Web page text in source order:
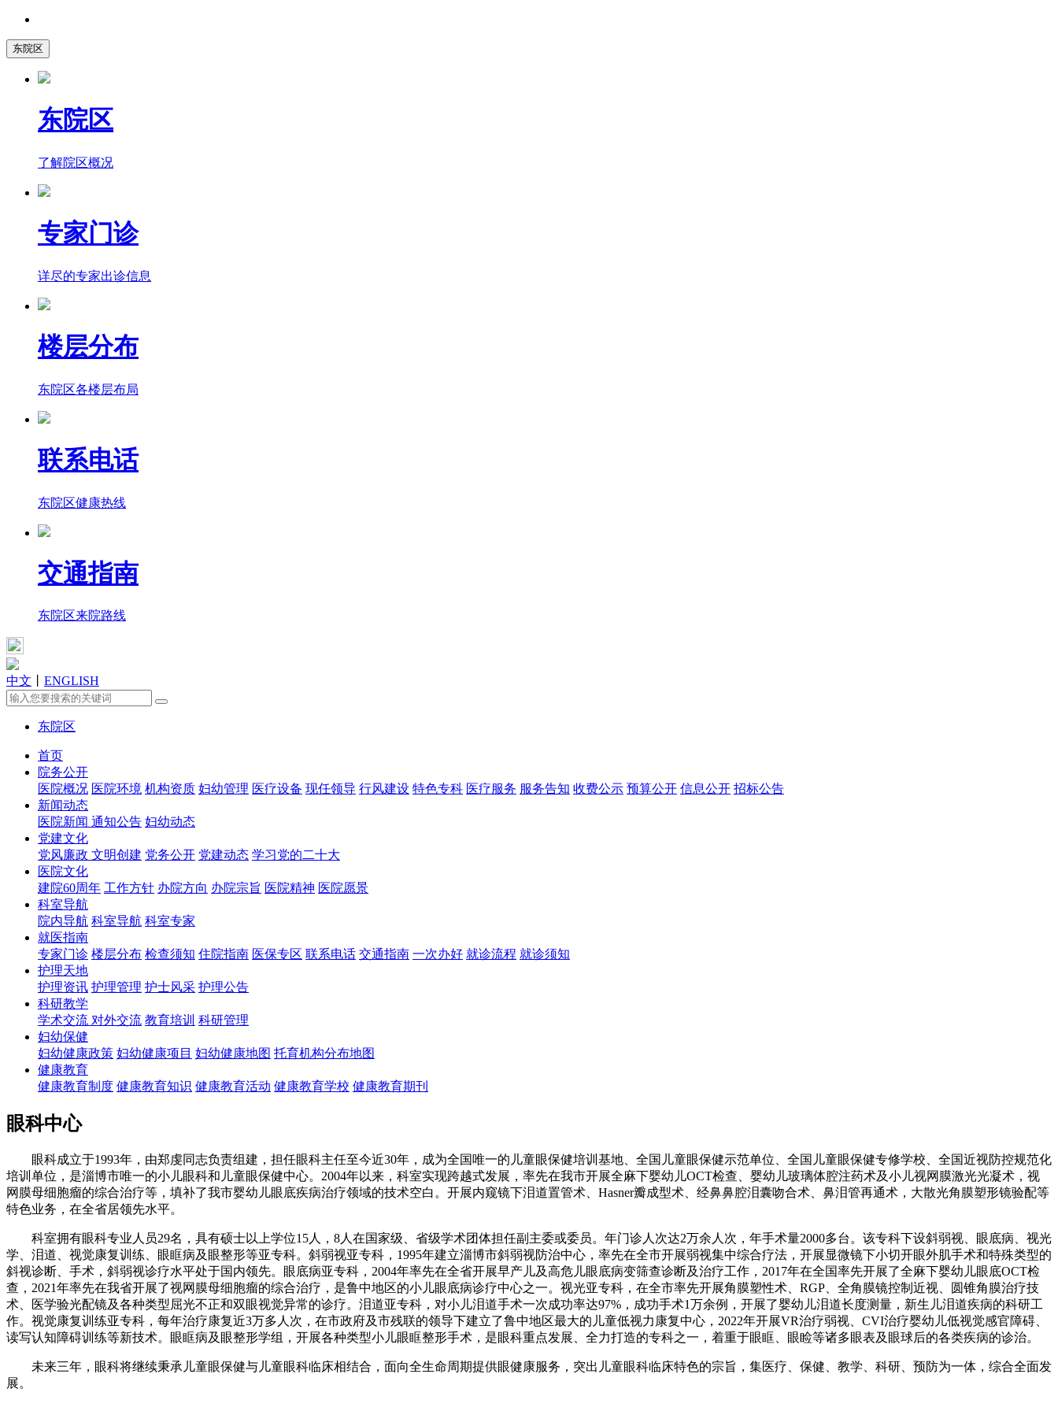
东院区
东院区
了解院区概况
专家门诊
详尽的专家出诊信息
楼层分布
东院区各楼层布局
联系电话
东院区健康热线
交通指南
东院区来院路线
中文 ENGLISH
东院区
首页
院务公开
医院概况 医院环境 机构资质 妇幼管理 医疗设备 现任领导 行风建设 特色专科 医疗服务 服务告知 收费公示 预算公开 信息公开 招标公告
新闻动态
医院新闻 通知公告 妇幼动态
党建文化
党风廉政 文明创建 党务公开 党建动态 学习党的二十大
医院文化
建院60周年 工作方针 办院方向 办院宗旨 医院精神 医院愿景
科室导航
院内导航 科室导航 科室专家
就医指南
专家门诊 楼层分布 检查须知 住院指南 医保专区 联系电话 交通指南 一次办好 就诊流程 就诊须知
护理天地
护理资讯 护理管理 护士风采 护理公告
科研教学
学术交流 对外交流 教育培训 科研管理
妇幼保健
妇幼健康政策 妇幼健康项目 妇幼健康地图 托育机构分布地图
健康教育
健康教育制度 健康教育知识 健康教育活动 健康教育学校 健康教育期刊
眼科中心
眼科成立于1993年，由郑虔同志负责组建，担任眼科主任至今近30年，成为全国唯一的儿童眼保健培训基地、全国儿童眼保健示范单位、全国儿童眼保健专修学校、全国近视防控规范化
培训单位，是淄博市唯一的小儿眼科和儿童眼保健中心。2004年以来，科室实现跨越式发展，率先在我市开展全麻下婴幼儿OCT检查、婴幼儿玻璃体腔注药术及小儿视网膜激光光凝术，视
网膜母细胞瘤的综合治疗等，填补了我市婴幼儿眼底疾病治疗领域的技术空白。开展内窥镜下泪道置管术、Hasner瓣成型术、经鼻鼻腔泪囊吻合术、鼻泪管再通术，大散光角膜塑形镜验配等
特色业务，在全省居领先水平。
科室拥有眼科专业人员29名，具有硕士以上学位15人，8人在国家级、省级学术团体担任副主委或委员。年门诊人次达2万余人次，年手术量2000多台。该专科下设斜弱视、眼底病、视光
学、泪道、视觉康复训练、眼眶病及眼整形等亚专科。斜弱视亚专科，1995年建立淄博市斜弱视防治中心，率先在全市开展弱视集中综合疗法，开展显微镜下小切开眼外肌手术和特殊类型的
斜视诊断、手术，斜弱视诊疗水平处于国内领先。眼底病亚专科，2004年率先在全省开展早产儿及高危儿眼底病变筛查诊断及治疗工作，2017年在全国率先开展了全麻下婴幼儿眼底OCT检
查，2021年率先在我省开展了视网膜母细胞瘤的综合治疗，是鲁中地区的小儿眼底病诊疗中心之一。视光亚专科，在全市率先开展角膜塑性术、RGP、全角膜镜控制近视、圆锥角膜治疗技
术、医学验光配镜及各种类型屈光不正和双眼视觉异常的诊疗。泪道亚专科，对小儿泪道手术一次成功率达97%，成功手术1万余例，开展了婴幼儿泪道长度测量，新生儿泪道疾病的科研工
作。视觉康复训练亚专科，每年治疗康复近3万多人次，在市政府及市残联的领导下建立了鲁中地区最大的儿童低视力康复中心，2022年开展VR治疗弱视、CVI治疗婴幼儿低视觉感官障碍、
读写认知障碍训练等新技术。眼眶病及眼整形学组，开展各种类型小儿眼眶整形手术，是眼科重点发展、全力打造的专科之一，着重于眼眶、眼睑等诸多眼表及眼球后的各类疾病的诊治。
未来三年，眼科将继续秉承儿童眼保健与儿童眼科临床相结合，面向全生命周期提供眼健康服务，突出儿童眼科临床特色的宗旨，集医疗、保健、教学、科研、预防为一体，综合全面发
展。